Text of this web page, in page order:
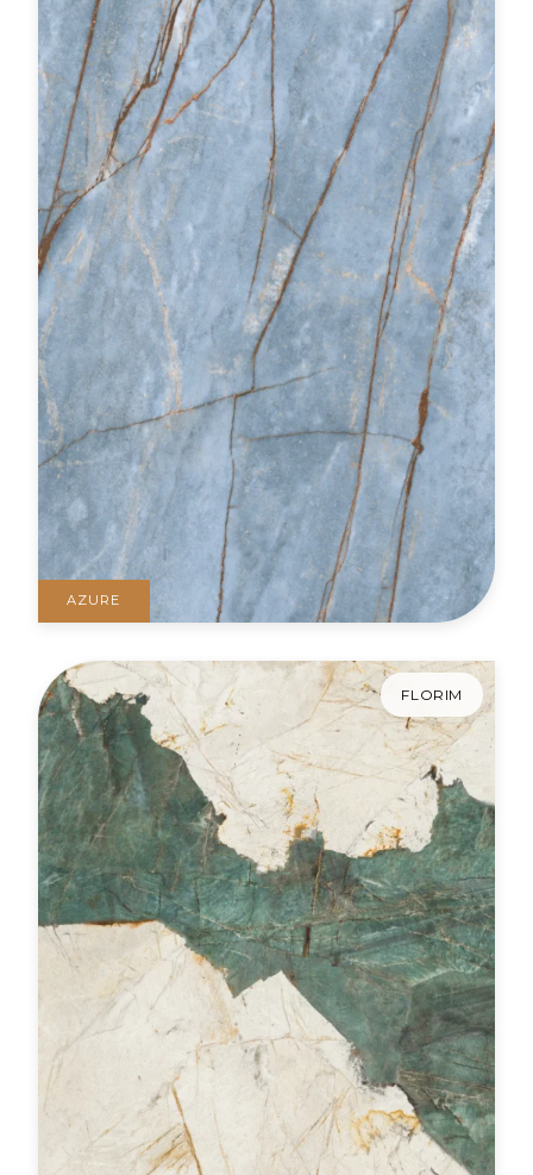
AZURE
FLORIM